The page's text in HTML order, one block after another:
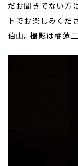
だお聞きでない方
トでお楽しみくだ
伯山。撮影は橘蓮二